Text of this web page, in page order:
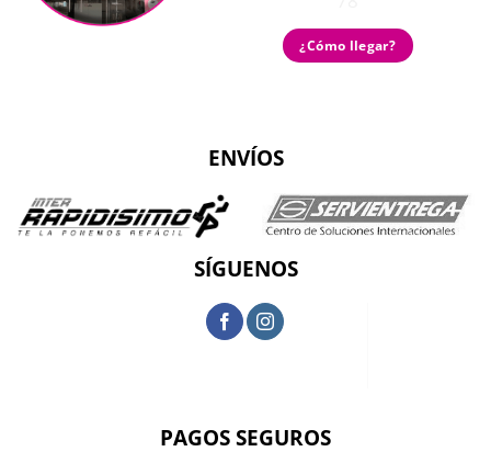
¿Cómo llegar?
ENVÍOS
SÍGUENOS
PAGOS SEGUROS